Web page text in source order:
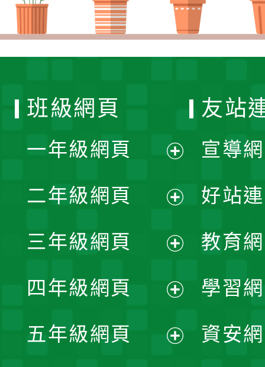
班級網頁
一年級網頁
開
選
單
二年級網頁
開
選
單
三年級網頁
開
選
四年級網頁
開
五年級網頁
友站
宣導
好站
教育
學習
資安